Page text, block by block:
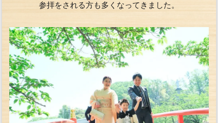
参拝をされる方も多くなってきました。